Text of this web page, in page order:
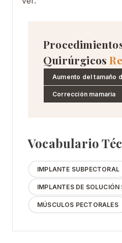
Quirúrgicos
Aumento del tamaño
Corrección mamaria
Vocabulario
IMPLANTE SUBPECTORAL
IMPLANTES DE SOLUCIÓN
MÚSCULOS PECTORALES